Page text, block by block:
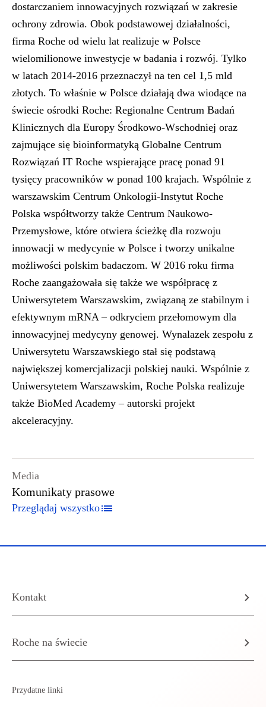
dostarczaniem innowacyjnych rozwiązań w zakresie
ochrony zdrowia. Obok podstawowej działalności,
firma Roche od wielu lat realizuje w Polsce
wielomilionowe inwestycje w badania i rozwój. Tylko
w latach 2014-2016 przeznaczył na ten cel 1,5 mld
złotych. To właśnie w Polsce działają dwa wiodące na
świecie ośrodki Roche: Regionalne Centrum Badań
Klinicznych dla Europy Środkowo-Wschodniej oraz
zajmujące się bioinformatyką Globalne Centrum
Rozwiązań IT Roche wspierające pracę ponad 91
tysięcy pracowników w ponad 100 krajach. Wspólnie z
warszawskim Centrum Onkologii-Instytut Roche
Polska współtworzy także Centrum Naukowo-
Przemysłowe, które otwiera ścieżkę dla rozwoju
innowacji w medycynie w Polsce i tworzy unikalne
możliwości polskim badaczom. W 2016 roku firma
Roche zaangażowała się także we współpracę z
Uniwersytetem Warszawskim, związaną ze stabilnym i
efektywnym mRNA – odkryciem przełomowym dla
innowacyjnej medycyny genowej. Wynalazek zespołu z
Uniwersytetu Warszawskiego stał się podstawą
największej komercjalizacji polskiej nauki. Wspólnie z
Uniwersytetem Warszawskim, Roche Polska realizuje
także BioMed Academy – autorski projekt
akceleracyjny.
Media
Komunikaty prasowe
Przeglądaj wszystko
Kontakt
Roche na świecie
Przydatne linki